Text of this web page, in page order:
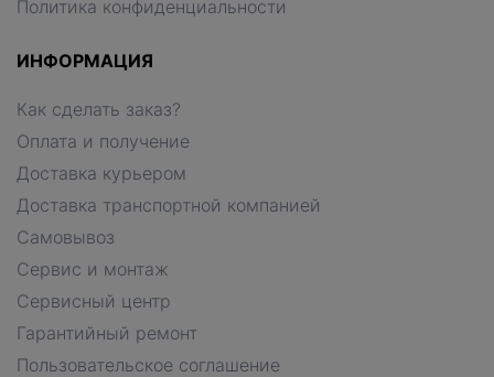
Политика конфиденциальности
ИНФОРМАЦИЯ
Как сделать заказ?
Оплата и получение
Доставка курьером
Доставка транспортной компанией
Самовывоз
Сервис и монтаж
Сервисный центр
Гарантийный ремонт
Пользовательское соглашение